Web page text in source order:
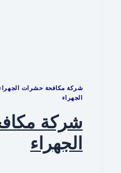
شركة مكافحة حشرات
الجهراء
شركة
الجهراء